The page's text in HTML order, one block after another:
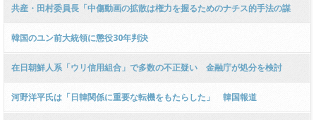
かアイツ)」
共産・田村委員長「中傷動画の拡散は権力を握るためのナチス的手法の謀
略！」「選挙に影響を与えている！単なるスキャンダルで済ませられな
い！」ｗｗｗｗｗｗｗｗｗｗ
韓国のユン前大統領に懲役30年判決
在日朝鮮人系「ウリ信用組合」で多数の不正疑い 金融庁が処分を検討
[6/12] [ばーど★]
河野洋平氏は「日韓関係に重要な転機をもたらした」 韓国報道